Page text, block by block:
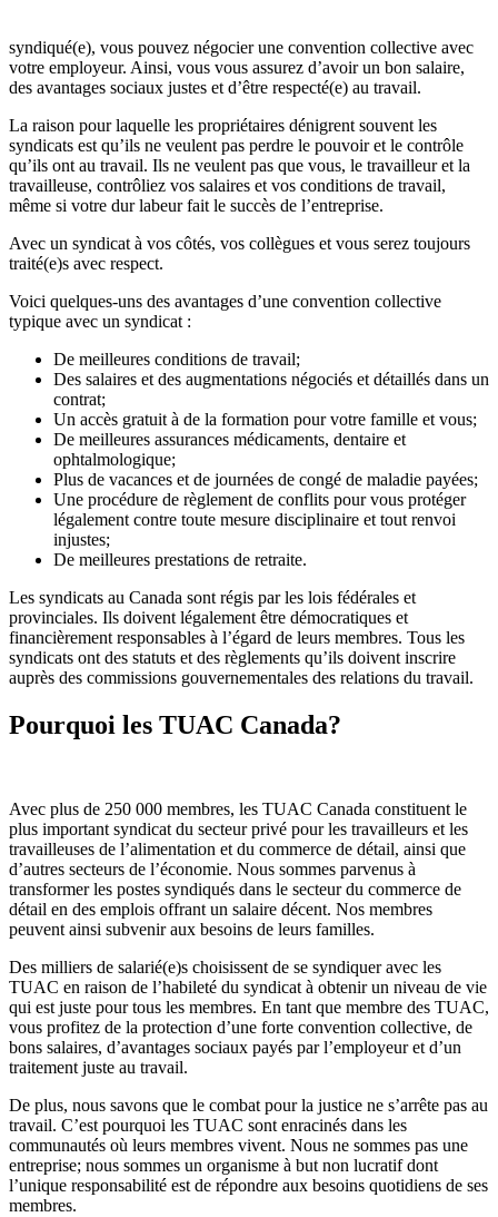
syndiqué(e), vous pouvez négocier une convention collective avec
votre employeur. Ainsi, vous vous assurez d’avoir un bon salaire,
des avantages sociaux justes et d’être respecté(e) au travail.
La raison pour laquelle les propriétaires dénigrent souvent les
syndicats est qu’ils ne veulent pas perdre le pouvoir et le contrôle
qu’ils ont au travail. Ils ne veulent pas que vous, le travailleur et la
travailleuse, contrôliez vos salaires et vos conditions de travail,
même si votre dur labeur fait le succès de l’entreprise.
Avec un syndicat à vos côtés, vos collègues et vous serez toujours
traité(e)s avec respect.
Voici quelques-uns des avantages d’une convention collective
typique avec un syndicat :
De meilleures conditions de travail;
Des salaires et des augmentations négociés et détaillés dans un
contrat;
Un accès gratuit à de la formation pour votre famille et vous;
De meilleures assurances médicaments, dentaire et
ophtalmologique;
Plus de vacances et de journées de congé de maladie payées;
Une procédure de règlement de conflits pour vous protéger
légalement contre toute mesure disciplinaire et tout renvoi
injustes;
De meilleures prestations de retraite.
Les syndicats au Canada sont régis par les lois fédérales et
provinciales. Ils doivent légalement être démocratiques et
financièrement responsables à l’égard de leurs membres. Tous les
syndicats ont des statuts et des règlements qu’ils doivent inscrire
auprès des commissions gouvernementales des relations du travail.
Pourquoi les TUAC Canada?
Avec plus de 250 000 membres, les TUAC Canada constituent le
plus important syndicat du secteur privé pour les travailleurs et les
travailleuses de l’alimentation et du commerce de détail, ainsi que
d’autres secteurs de l’économie. Nous sommes parvenus à
transformer les postes syndiqués dans le secteur du commerce de
détail en des emplois offrant un salaire décent. Nos membres
peuvent ainsi subvenir aux besoins de leurs familles.
Des milliers de salarié(e)s choisissent de se syndiquer avec les
TUAC en raison de l’habileté du syndicat à obtenir un niveau de vie
qui est juste pour tous les membres. En tant que membre des TUAC,
vous profitez de la protection d’une forte convention collective, de
bons salaires, d’avantages sociaux payés par l’employeur et d’un
traitement juste au travail.
De plus, nous savons que le combat pour la justice ne s’arrête pas au
travail. C’est pourquoi les TUAC sont enracinés dans les
communautés où leurs membres vivent. Nous ne sommes pas une
entreprise; nous sommes un organisme à but non lucratif dont
l’unique responsabilité est de répondre aux besoins quotidiens de ses
membres.